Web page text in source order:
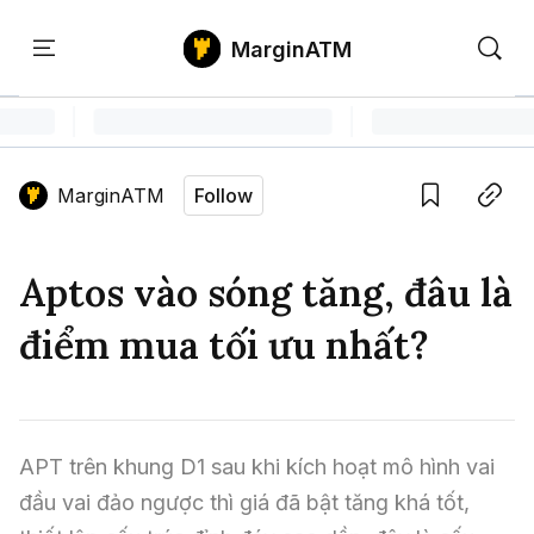
Home
Tin Tức Bitcoin
Tin Tức Altcoin
Tin Tức Thị Trường
ATM Analytics
Phân Tích Bitcoin
Phân Tích Ethereum
Phân Tích Thị Trường
Thuật Ngữ Cơ Bản
Kiến Thức Tổng Hợp
Chỉ Báo Kỹ Thuật
Săn Gem
MarginATM
MarginATM Follow
Aptos vào sóng tăng, đâu là
điểm mua tối ưu nhất?
APT trên khung D1 sau khi kích hoạt mô hình vai
đầu vai đảo ngược thì giá đã bật tăng khá tốt,